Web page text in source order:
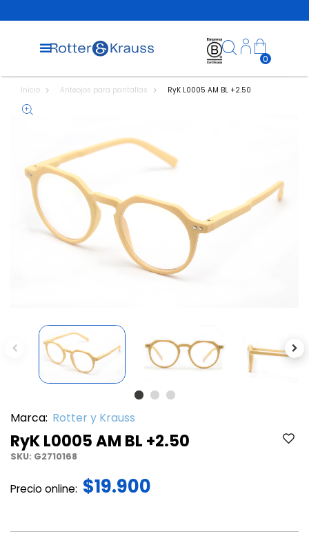
0
Inicio Anteojos para pantallas RyK L0005 AM BL +2.50
Previous
Marca: Rotter y Krauss
RyK L0005 AM BL +2.50
SKU: G2710168
Precio online: $19.900